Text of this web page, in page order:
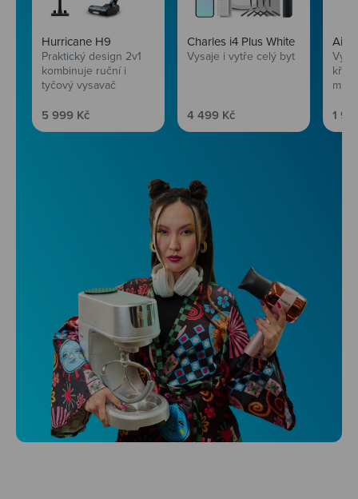
Hurricane H9
Praktický design 2v1
kombinuje ruční i
tyčový vysavač
Prodejní cena
5 999 Kč
Charles i4 Plus White
Vysaje i vytře celý byt
Prodejní cena
4 499 Kč 1
Niceboy ONE Ultra
Hlídá ti zdraví, spánek i pohyb a ještě k
tomu platí.